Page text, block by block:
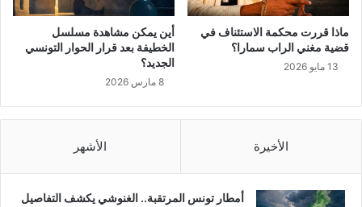
ماذا قررت محكمة الاستئناف في
قضية مغني الراب سمارا؟
13 مايو 2026
أين يمكن مشاهدة مسلسل
الخطيفة بعد قرار الحوار التونسي
الجديد؟
8 مارس 2026
الأخيرة الأشهر
أمطار تونس المرتقبة.. الغنوشي يكشف التفاصيل